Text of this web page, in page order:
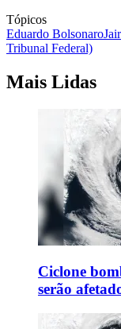
Tópicos
Eduardo Bolsonaro
Tribunal Federal)
Mais Lidas
Ciclone
serão